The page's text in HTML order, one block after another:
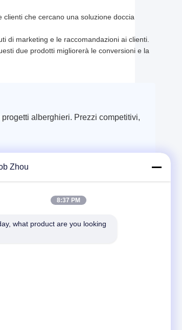
che cercano una soluzione doccia
di marketing e le raccomandazioni ai clienti.
due prodotti migliorerà le conversioni e la
alberghieri. Prezzi competitivi,
Zhou
8:37 PM
what product are you looking